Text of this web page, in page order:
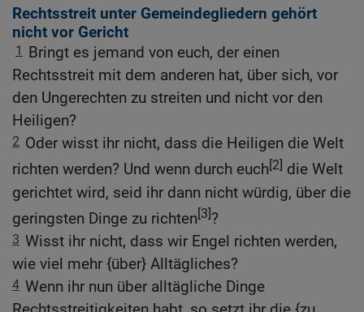
Rechtsstreit unter Gemeindegliedern gehört
nicht vor Gericht
1
Bringt es jemand von euch, der einen
Rechtsstreit mit dem anderen hat, über sich, vor
den Ungerechten zu streiten und nicht vor den
Heiligen?
2 Oder wisst ihr nicht, dass die Heiligen die Welt
richten werden? Und wenn durch euch[2] die Welt
gerichtet wird, seid ihr dann nicht würdig, über die
geringsten Dinge zu richten[3]?
3 Wisst ihr nicht, dass wir Engel richten werden,
wie viel mehr {über} Alltägliches?
4 Wenn ihr nun über alltägliche Dinge